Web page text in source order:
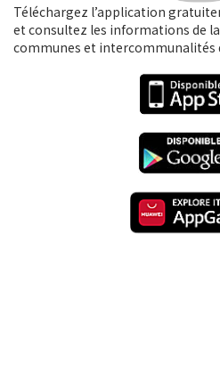
Téléchargez l’application
et consultez les informations de
communes et intercommunalités